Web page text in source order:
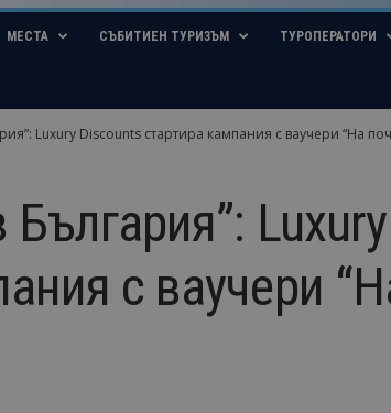
МЕСТА СЪБИТИЕН ТУРИЗЪМ ТУРОПЕРАТОРИ
Luxury Discounts стартира кампания с ваучери “На
България”:
с ваучери